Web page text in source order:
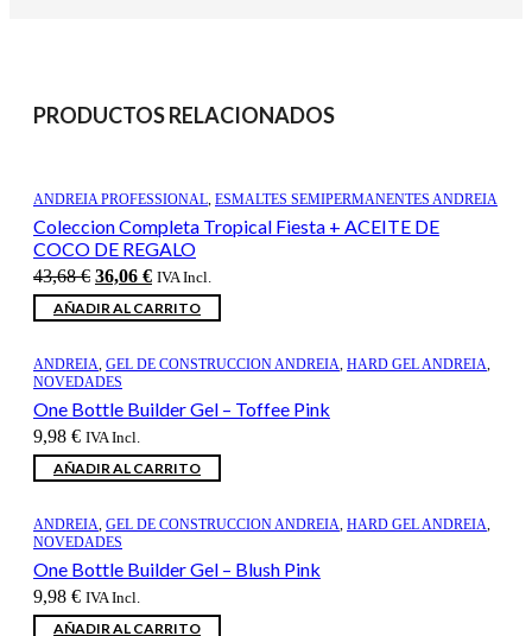
PRODUCTOS RELACIONADOS
ANDREIA PROFESSIONAL, ESMALTES SEMIPERMANENTES ANDREIA
Coleccion Completa Tropical Fiesta + ACEITE DE
COCO DE REGALO
43,68€ El
precio
original
43,68 €.
36,06 €El
precio
actual
36,06 €.
IVA Incl.
AÑADIR AL CARRITO
ANDREIA, GEL DE CONSTRUCCION ANDREIA, HARD GEL ANDREIA,
NOVEDADES
One Bottle Builder Gel – Toffee Pink
9,98 € IVA Incl.
AÑADIR AL CARRITO
ANDREIA, GEL DE CONSTRUCCION ANDREIA, HARD GEL ANDREIA,
NOVEDADES
One Bottle Builder Gel – Blush Pink
9,98 € IVA Incl.
AÑADIR AL CARRITO